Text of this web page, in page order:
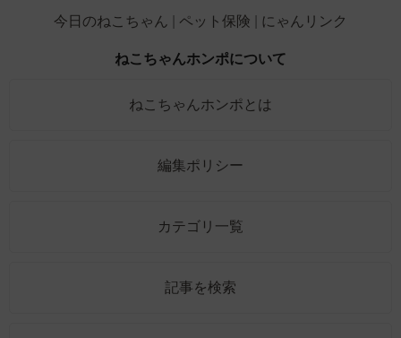
今日のねこちゃん
ペット保険 にゃんリンク
ねこちゃんホンポについて
ねこちゃんホンポとは
編集ポリシー
カテゴリ一覧
記事を検索